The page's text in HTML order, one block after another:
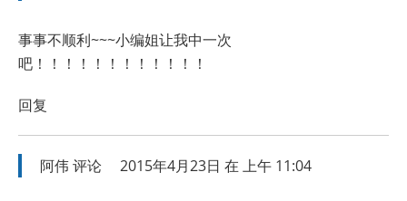
事事不顺利~~~小编姐让我中一次
吧！！！！！！！！！！！！
回复
阿伟评论 2015年4月23日 在 上午 11:04